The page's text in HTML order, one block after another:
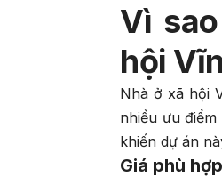
Vì
hội
Nhà ở xã hội
nhiều ưu
khiến dự án
Giá phù